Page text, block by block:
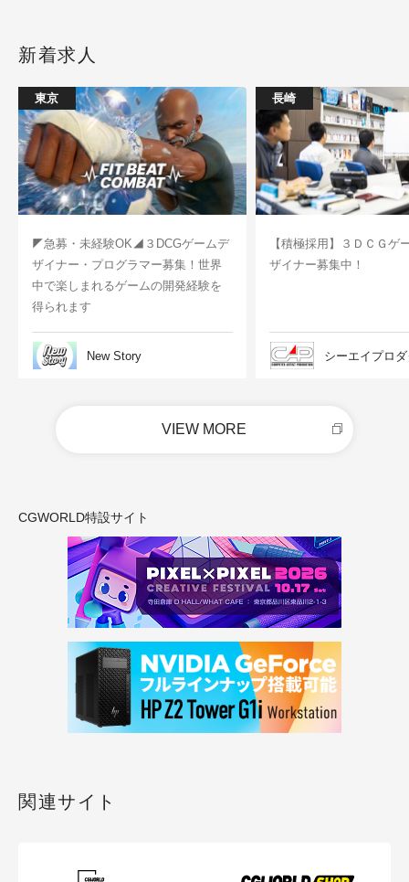
新着求人
東京
◤急募・未経験OK◢３DCGゲームデ
ザイナー・プログラマー募集！世界
中で楽しまれるゲームの開発経験を
得られます
New Story
長崎
【積極採用】３ＤＣＧゲ
ザイナー募集中！
シーエイプロ
VIEW MORE
CGWORLD特設サイト
関連サイト